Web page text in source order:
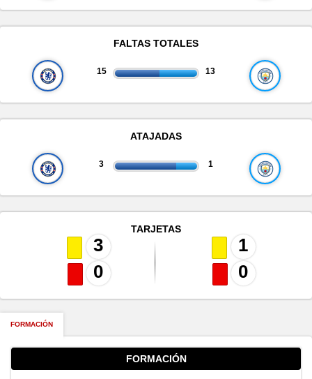
FALTAS TOTALES
15 13
ATAJADAS
3 1
TARJETAS
3
0
1
0
FORMACIÓN
FORMACIÓN